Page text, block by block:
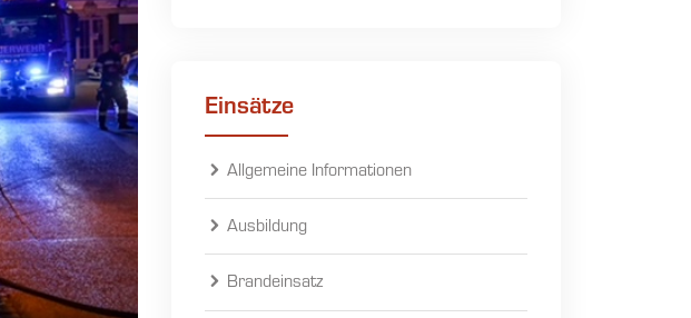
Einsätze
Allgemeine Informationen
Ausbildung
Brandeinsatz